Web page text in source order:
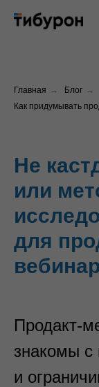
Главная → Блог →
Как придумывать
Не
или
для
Продакт-
знакомы с
и